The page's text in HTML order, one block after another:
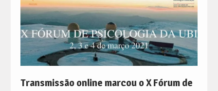
Transmissão online marcou o X Fórum de